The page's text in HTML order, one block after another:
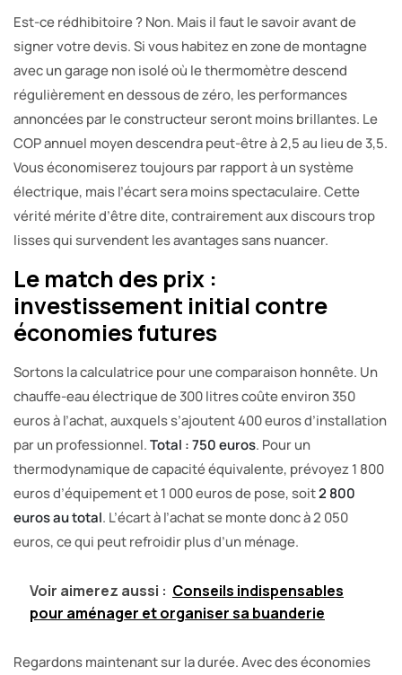
Est-ce rédhibitoire ? Non. Mais il faut le savoir avant de
signer votre devis. Si vous habitez en zone de montagne
avec un garage non isolé où le thermomètre descend
régulièrement en dessous de zéro, les performances
annoncées par le constructeur seront moins brillantes. Le
COP annuel moyen descendra peut-être à 2,5 au lieu de 3,5.
Vous économiserez toujours par rapport à un système
électrique, mais l’écart sera moins spectaculaire. Cette
vérité mérite d’être dite, contrairement aux discours trop
lisses qui survendent les avantages sans nuancer.
Le match des prix :
investissement initial contre
économies futures
Sortons la calculatrice pour une comparaison honnête. Un
chauffe-eau électrique de 300 litres coûte environ 350
euros à l’achat, auxquels s’ajoutent 400 euros d’installation
par un professionnel.Total : 750 euros. Pour un
thermodynamique de capacité équivalente, prévoyez 1 800
euros d’équipement et 1 000 euros de pose, soit2 800
euros au total. L’écart à l’achat se monte donc à 2 050
euros, ce qui peut refroidir plus d’un ménage.
Voir aimerez aussi : Conseils indispensables
pour aménager et organiser sa buanderie
Regardons maintenant sur la durée. Avec des économies